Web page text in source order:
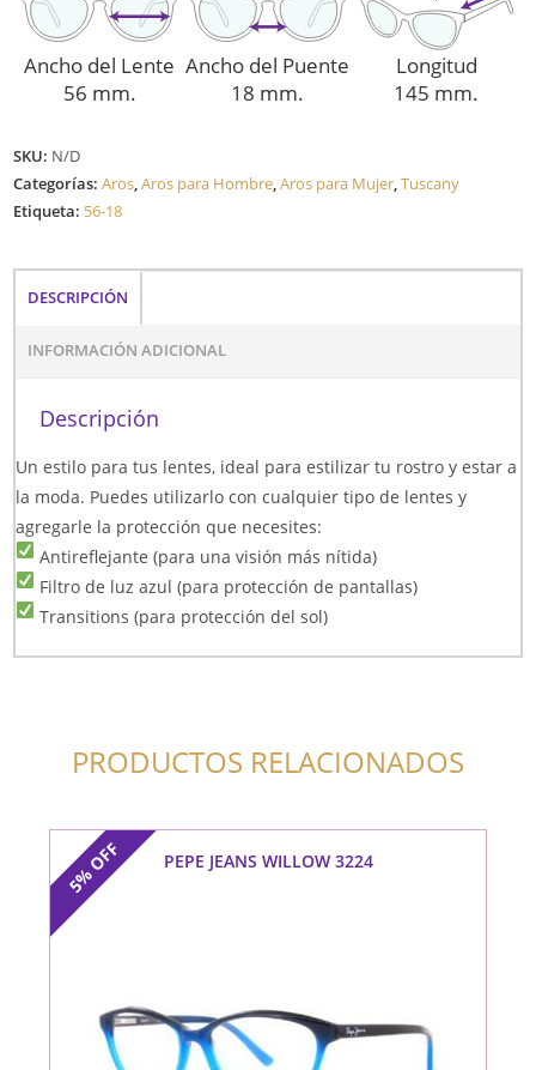
Ancho del Lente
56 mm.
Ancho del Puente
18 mm.
Longitud
145 mm.
SKU: N/D
Categorías:Aros,Aros para Hombre,Aros para Mujer,Tuscany
Etiqueta: 56-18
DESCRIPCIÓN
INFORMACIÓN ADICIONAL
Descripción
Un estilo para tus lentes, ideal para estilizar tu rostro y estar a
la moda. Puedes utilizarlo con cualquier tipo de lentes y
agregarle la protección que necesites:
Antireflejante (para una visión más nítida)
Filtro de luz azul (para protección de pantallas)
Transitions (para protección del sol)
PRODUCTOS RELACIONADOS
5%
OFF PEPE JEANS WILLOW 3224